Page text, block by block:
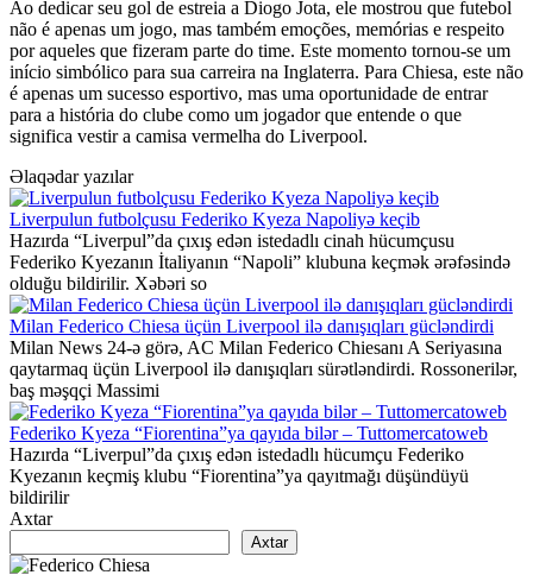
Ao dedicar seu gol de estreia a Diogo Jota, ele mostrou que futebol
não é apenas um jogo, mas também emoções, memórias e respeito
por aqueles que fizeram parte do time. Este momento tornou-se um
início simbólico para sua carreira na Inglaterra. Para Chiesa, este não
é apenas um sucesso esportivo, mas uma oportunidade de entrar
para a história do clube como um jogador que entende o que
significa vestir a camisa vermelha do Liverpool.
Əlaqədar yazılar
Liverpulun futbolçusu Federiko Kyeza Napoliyə keçib
Hazırda “Liverpul”da çıxış edən istedadlı cinah hücumçusu
Federiko Kyezanın İtaliyanın “Napoli” klubuna keçmək ərəfəsində
olduğu bildirilir. Xəbəri so
Milan Federico Chiesa üçün Liverpool ilə danışıqları gücləndirdi
Milan News 24-ə görə, AC Milan Federico Chiesanı A Seriyasına
qaytarmaq üçün Liverpool ilə danışıqları sürətləndirdi. Rossonerilər,
baş məşqçi Massimi
Federiko Kyeza “Fiorentina”ya qayıda bilər – Tuttomercatoweb
Hazırda “Liverpul”da çıxış edən istedadlı hücumçu Federiko
Kyezanın keçmiş klubu “Fiorentina”ya qayıtmağı düşündüyü
bildirilir
Axtar
Axtar